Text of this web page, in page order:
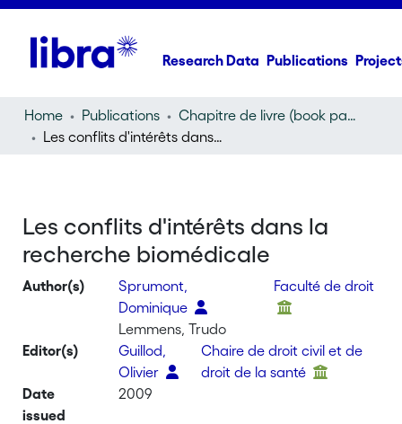
Research Data Publications
Home Publications
Chapitre de livre (book part)
Les conflits d'intérêts dans la recherche biomédicale
Les conflits d'intérêts dans la
recherche biomédicale
Author(s)
Sprumont,
Dominique
Faculté de droit
Lemmens, Trudo
Editor(s)
Guillod,
Olivier
Chaire de droit civil et de
droit de la santé
Date
issued
2009